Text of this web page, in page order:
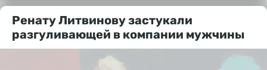
Ренату Литвинову застукали
разгуливающей в компании мужчины